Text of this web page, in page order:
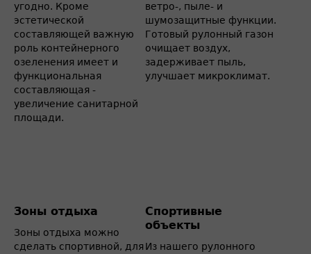
угодно. Кроме
эстетической
составляющей важную
роль контейнерного
озеленения имеет и
функциональная
составляющая -
увеличение санитарной
площади.
ветро-, пыле- и
шумозащитные функции.
Готовый рулонный газон
очищает воздух,
задерживает пыль,
улучшает микроклимат.
Зоны отдыха
Зоны отдыха можно
сделать спортивной, для
Спортивные
объекты
Из нашего рулонного